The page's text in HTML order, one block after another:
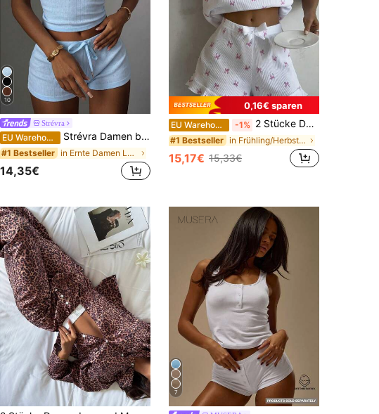
10
Strévra
EU Warehouse Strévra Damen bequemer, atmungsaktiver Mesh-Schleifendekor Camisole und Shorts Pyjama Set, Sommer
#1 Bestseller in Ernte Damen Lounge-Sets
14,35€
0,16€ sparen
EU Warehouse -1% 2 Stücke Damen-Pyjama-Set im Lässig-Stil, süßes Top mit Schleifendruck, leichtes und atmungsaktives Homewear-Set für den Sommer, Coquette-Ästhetik
#1 Bestseller in Frühling/Herbst Damen Loungewear
15,17€ 15,33€
7